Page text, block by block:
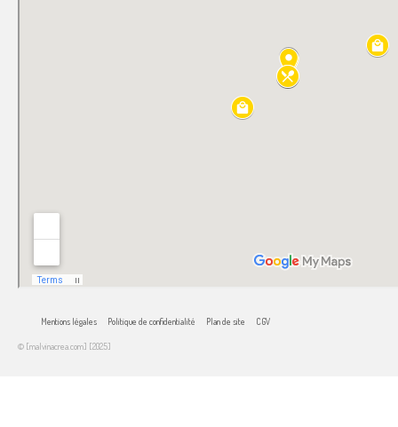
Mentions légales Politique de confidentialité Plan de site CGV
© [malvinacrea.com] [2025]